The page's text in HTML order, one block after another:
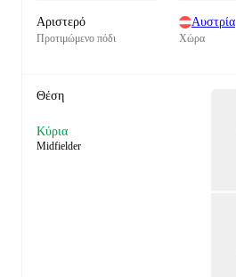
Αριστερό
Προτιμώμενο πόδι
Αυστρία
Χώρα
Θέση
Κύρια
Midfielder